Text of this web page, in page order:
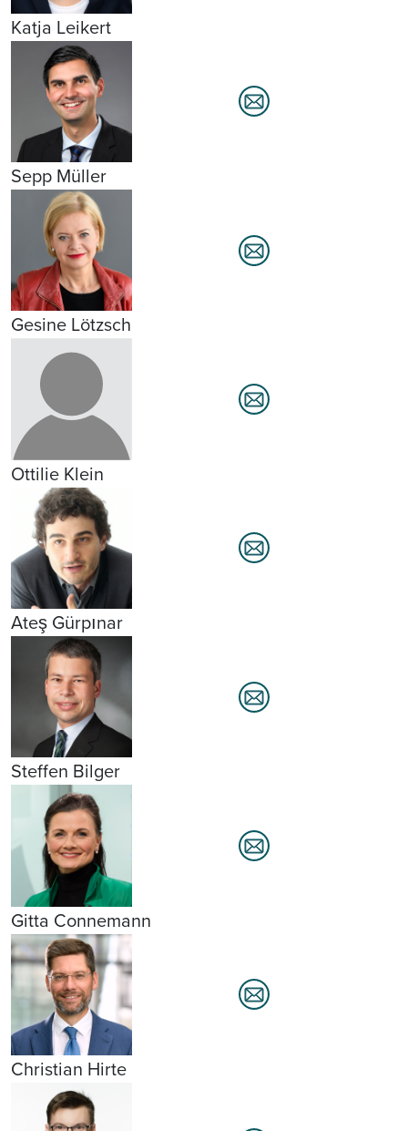
Katja Leikert
Sepp Müller
Gesine Lötzsch
Ottilie Klein
Ateş Gürpınar
Steffen Bilger
Gitta Connemann
Christian Hirte